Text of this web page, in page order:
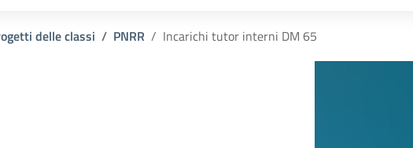
delle classi PNRR Incarichi tutor interni DM 65